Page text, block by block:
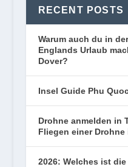
RECENT POSTS
Warum auch du in
Englands Urlaub
Dover?
Insel Guide Phu
Drohne anmelden in
Fliegen einer
2026: Welches ist